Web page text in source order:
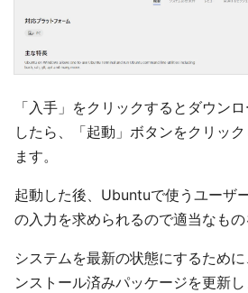
「入手」をクリックするとダウン
したら、「起動」ボタンをクリッ
ます。
起動した後、Ubuntuで使うユーザ
の入力を求められるので適当なもの
システムを最新の状態にするため
ンストール済みパッケージを更新し